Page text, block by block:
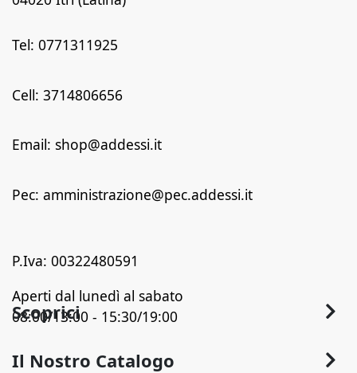
Tel: 0771311925
Cell: 3714806656
Email: shop@addessi.it
Pec: amministrazione@pec.addessi.it
P.Iva: 00322480591
Aperti dal lunedì al sabato
08:00/13:00 - 15:30/19:00
Scoprici
Chi Siamo
Il Nostro Catalogo